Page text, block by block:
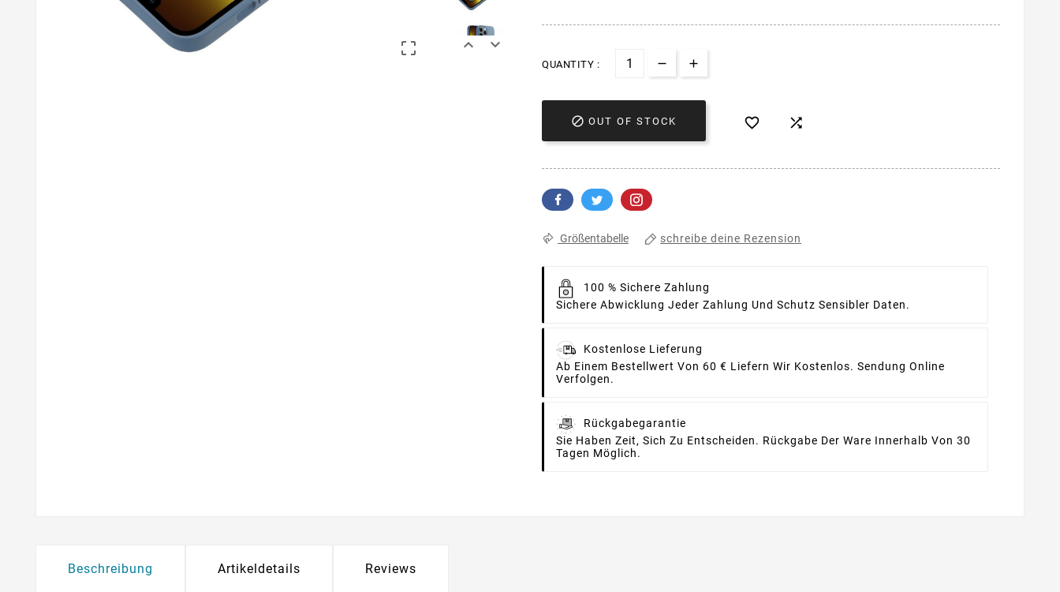
  
QUANTITY :
 OUT OF STOCK  
Größentabelle schreibe deine Rezension
100 % Sichere Zahlung
Sichere Abwicklung Jeder Zahlung Und Schutz Sensibler Daten.
Kostenlose Lieferung
Ab Einem Bestellwert Von 60 € Liefern Wir Kostenlos. Sendung Online
Verfolgen.
Rückgabegarantie
Sie Haben Zeit, Sich Zu Entscheiden. Rückgabe Der Ware Innerhalb Von 30
Tagen Möglich.
Beschreibung Artikeldetails Reviews